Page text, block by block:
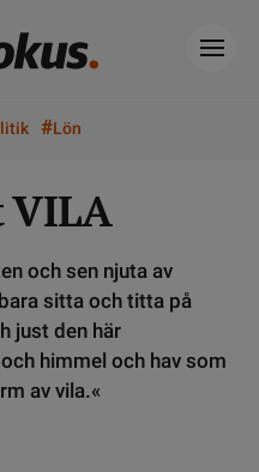
#Lön
VILA
och sen njuta av
sitta och titta på
just den här
himmel och hav som
av vila.«